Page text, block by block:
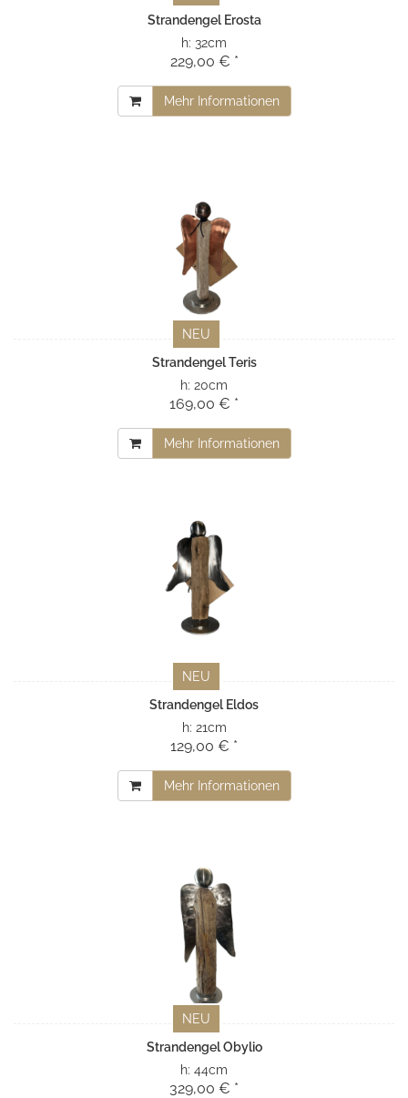
Strandengel Erosta
h: 32cm
229,00 € *
Mehr Informationen
NEU
Strandengel Teris
h: 20cm
169,00 € *
Mehr Informationen
NEU
Strandengel Eldos
h: 21cm
129,00 € *
Mehr Informationen
NEU
Strandengel Obylio
h: 44cm
329,00 € *